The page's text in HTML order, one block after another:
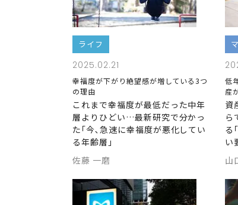
ライフ
2025.02.21
幸福度が下がり絶望感が増している3つ
の理由
これまで幸福度が最低だった中年
層よりひどい…最新研究で分かっ
た｢今､急速に幸福度が悪化してい
る年齢層｣
佐藤 一磨
低
産
資
ら
る
い
山